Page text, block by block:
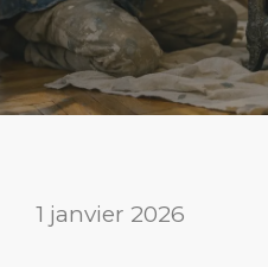
1 janvier 2026